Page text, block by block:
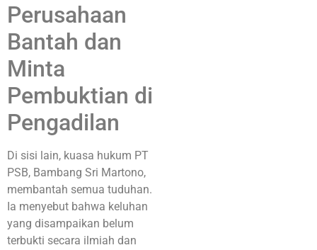
Perusahaan
Bantah dan
Minta
Pembuktian di
Pengadilan
Di sisi lain, kuasa hukum PT
PSB, Bambang Sri Martono,
membantah semua tuduhan.
Ia menyebut bahwa keluhan
yang disampaikan belum
terbukti secara ilmiah dan